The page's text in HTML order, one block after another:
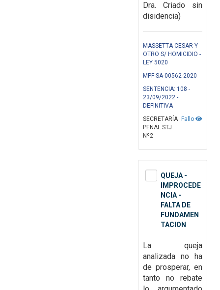
Dra. Criado sin
disidencia)
MASSETTA CESAR Y
OTRO S/ HOMICIDIO -
LEY 5020
MPF-SA-00562-2020
SENTENCIA: 108 -
23/09/2022 -
DEFINITIVA
Fallo
SECRETARÍA
PENAL STJ
Nº2
QUEJA -
IMPROCEDE
NCIA -
FALTA DE
FUNDAMEN
TACION
La queja
analizada no ha
de prosperar, en
tanto no rebate